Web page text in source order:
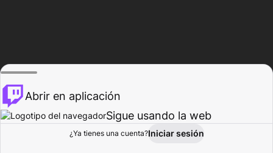
Explorar Actividad
Abrir en aplicación
Sigue usando la web
¿Ya tienes una cuenta?Iniciar sesión